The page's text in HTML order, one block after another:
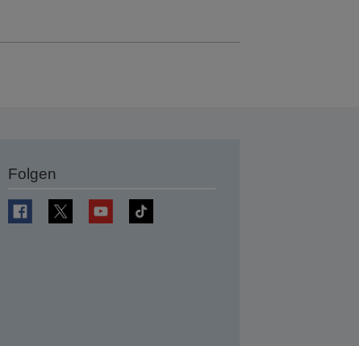
Folgen